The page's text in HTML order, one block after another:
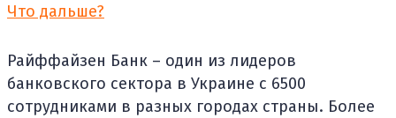
Что дальше?
Райффайзен Банк – один из лидеров
банковского сектора в Украине с 6500
сотрудниками в разных городах страны. Более